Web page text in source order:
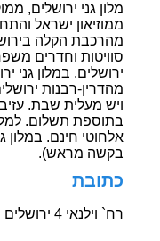
מלון גני ירושלים,
ממוזיאון ישראל
סוויטות וחדרים
ירושלים. במלון גני
בתוספת תשלום.
אלחוטי חינם. במלון
בקשה מראש).
כתובת
רח` וילנאי 4 ירושלים